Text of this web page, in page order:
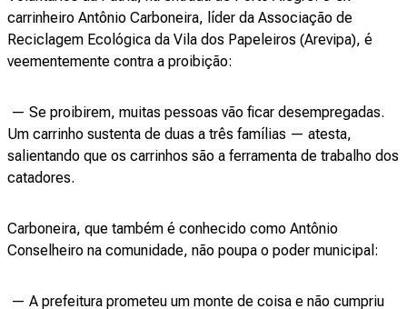
carrinheiro Antônio Carboneira, líder da Associação de
Reciclagem Ecológica da Vila dos Papeleiros (Arevipa), é
veementemente contra a proibição:
— Se proibirem, muitas pessoas vão ficar desempregadas.
Um carrinho sustenta de duas a três famílias — atesta,
salientando que os carrinhos são a ferramenta de trabalho dos
catadores.
Carboneira, que também é conhecido como Antônio
Conselheiro na comunidade, não poupa o poder municipal:
— A prefeitura prometeu um monte de coisa e não cumpriu